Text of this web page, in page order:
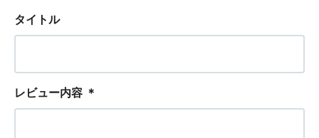
タイトル
レビュー内容 ＊